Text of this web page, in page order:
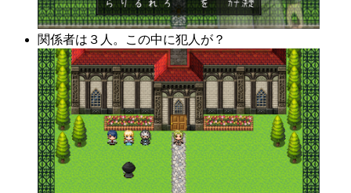
関係者は３人。この中に犯人が？